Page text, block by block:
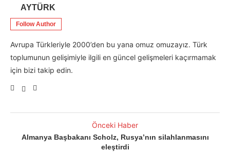
AYTÜRK
Follow Author
Avrupa Türkleriyle 2000’den bu yana omuz omuzayız. Türk
toplumunun gelişimiyle ilgili en güncel gelişmeleri kaçırmamak
için bizi takip edin.
Önceki Haber
Almanya Başbakanı Scholz, Rusya’nın silahlanmasını
eleştirdi